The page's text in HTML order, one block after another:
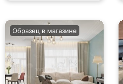
Образец в магазине